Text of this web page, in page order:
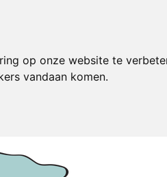
op onze website te
vandaan komen.